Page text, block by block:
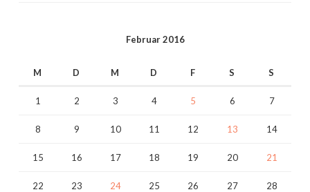
Februar 2016
M D M D F S S
1 2 3 4 5 6 7
8 9 10 11 12 13 14
15 16 17 18 19 20 21
22 23 24 25 26 27 28